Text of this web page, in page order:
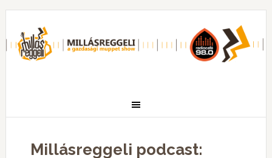
Millásreggeli podcast: